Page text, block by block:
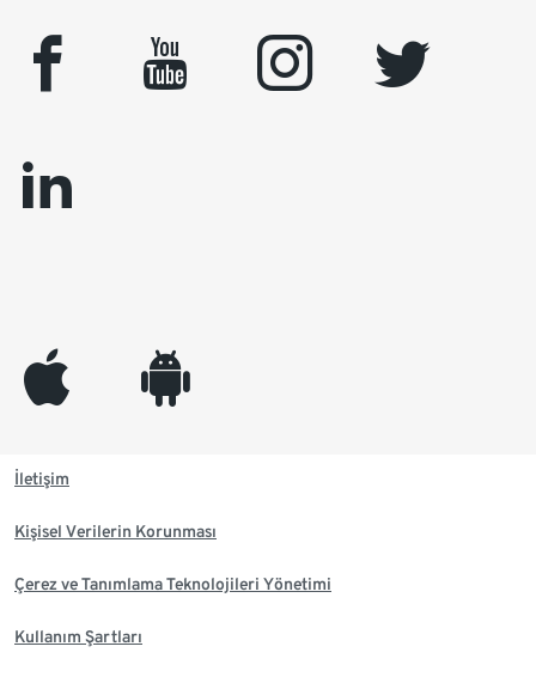
facebook youtube instagram
twitter
linkedin
appleinc android
İletişim
Kişisel Verilerin Korunması
Çerez ve Tanımlama Teknolojileri Yönetimi
Kullanım Şartları